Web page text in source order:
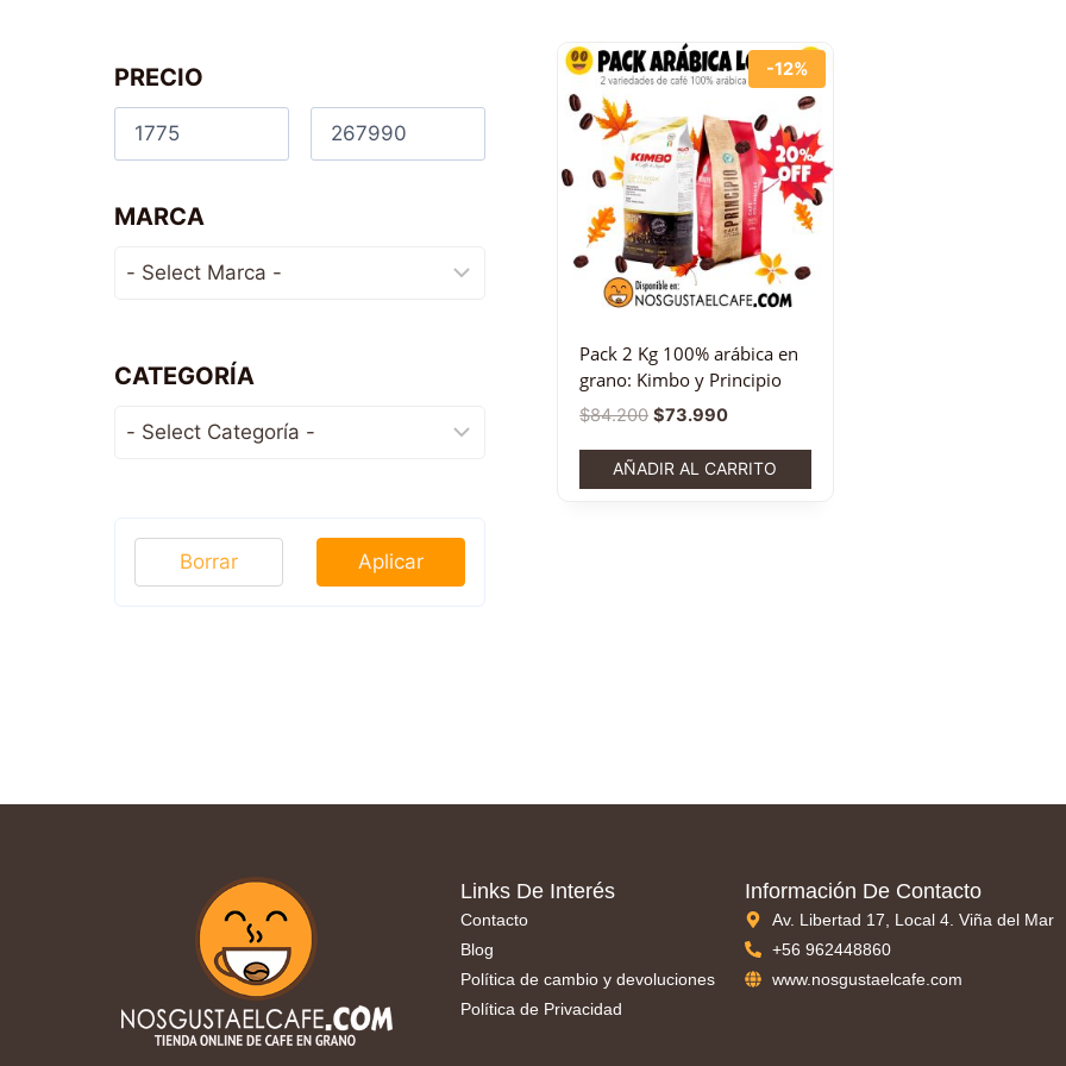
-12%
Pack 2 Kg 100% arábica en
grano: Kimbo y Principio
$84.200 $73.990
AÑADIR AL CARRITO
PRECIO
MARCA
CATEGORÍA
Aplicar
Borrar
Links De Interés
Contacto
Blog
Política de cambio y devoluciones
Política de Privacidad
Información De Contacto
Av. Libertad 17, Local 4. Viña del Mar
+56 962448860
www.nosgustaelcafe.com